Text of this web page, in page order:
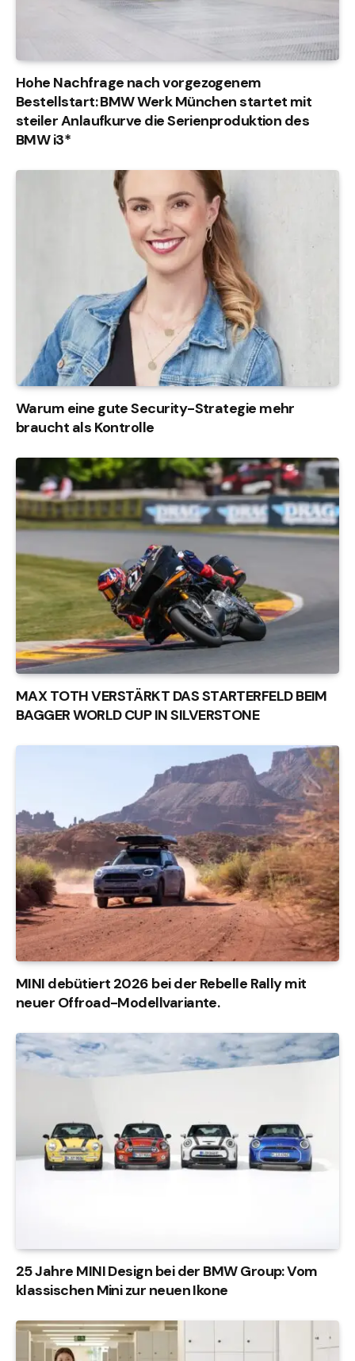
Hohe Nachfrage nach vorgezogenem
Bestellstart: BMW Werk München startet mit
steiler Anlaufkurve die Serienproduktion des
BMW i3*
Warum eine gute Security-Strategie mehr
braucht als Kontrolle
MAX TOTH VERSTÄRKT DAS STARTERFELD BEIM
BAGGER WORLD CUP IN SILVERSTONE
MINI debütiert 2026 bei der Rebelle Rally mit
neuer Offroad-Modellvariante.
25 Jahre MINI Design bei der BMW Group: Vom
klassischen Mini zur neuen Ikone